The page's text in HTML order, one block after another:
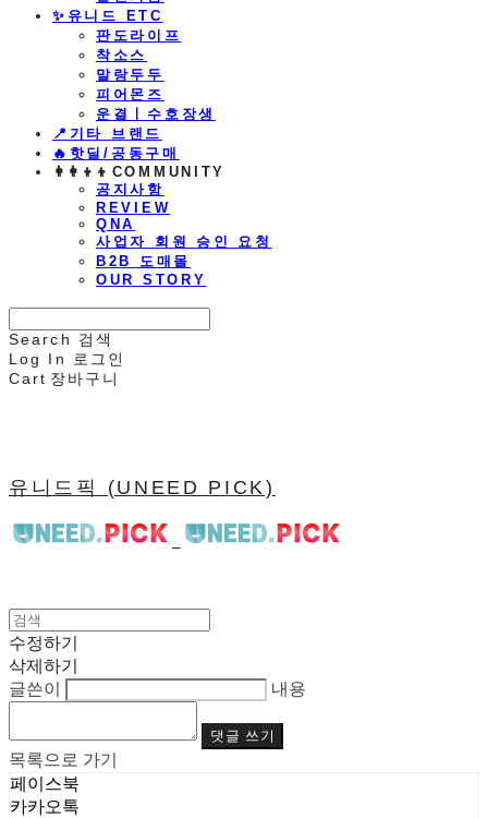
​✨유니드 ETC
판도라이프
착소스
말랑두두
피어몬즈
운결ㅣ수호장생
📍기타 브랜드
🔥핫딜/공동구매
👩‍👩‍👦‍👦COMMUNITY
공지사항
REVIEW
QNA
사업자 회원 승인 요청
B2B 도매몰
OUR STORY
Search
검색
Log In
로그인
Cart 장바구니
유니드픽 (UNEED PICK)
수정하기
삭제하기
글쓴이
내용
댓글 쓰기
목록으로 가기
페이스북
카카오톡